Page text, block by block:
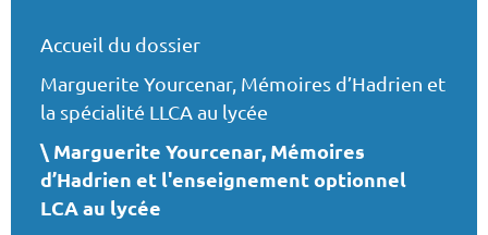
Accueil du dossier
Marguerite Yourcenar, Mémoires d’Hadrien et
la spécialité LLCA au lycée
Marguerite Yourcenar, Mémoires
d’Hadrien et l'enseignement optionnel
LCA au lycée